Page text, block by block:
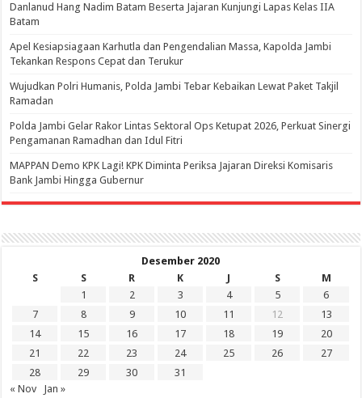
Danlanud Hang Nadim Batam Beserta Jajaran Kunjungi Lapas Kelas IIA
Batam
Apel Kesiapsiagaan Karhutla dan Pengendalian Massa, Kapolda Jambi
Tekankan Respons Cepat dan Terukur
Wujudkan Polri Humanis, Polda Jambi Tebar Kebaikan Lewat Paket Takjil
Ramadan
Polda Jambi Gelar Rakor Lintas Sektoral Ops Ketupat 2026, Perkuat Sinergi
Pengamanan Ramadhan dan Idul Fitri
‎MAPPAN Demo KPK Lagi! KPK Diminta Periksa Jajaran Direksi Komisaris
Bank Jambi Hingga Gubernur ‎
Desember 2020
S
S R K J S
M
1
2 3 4 5
6
7
8 9 10 11 12
13
14
15 16 17 18 19
20
21
22 23 24 25 26
27
28
29 30
31
« Nov
Jan »